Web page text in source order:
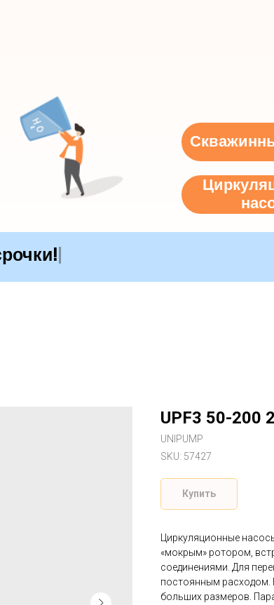
UPF3 50-200
UNIPUMP
SKU: 57427
Купить
Циркуляционные
«мокрым» ротором,
соединениями. Для
постоянным расходом.
больших размеров.